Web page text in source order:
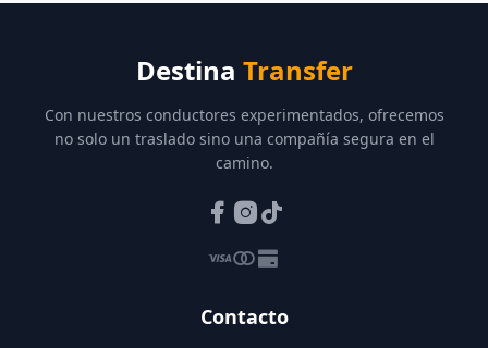
Destina Transfer
Con nuestros conductores experimentados, ofrecemos
no solo un traslado sino una compañía segura en el
camino.
Contacto